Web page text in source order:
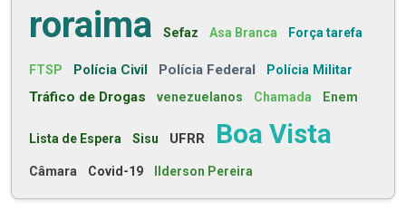
roraima Sefaz Asa Branca Força tarefa
FTSP Polícia Civil Polícia Federal Polícia Militar
Tráfico de Drogas venezuelanos Chamada Enem
Lista de Espera Sisu UFRR Boa Vista
Câmara Covid-19 Ilderson Pereira